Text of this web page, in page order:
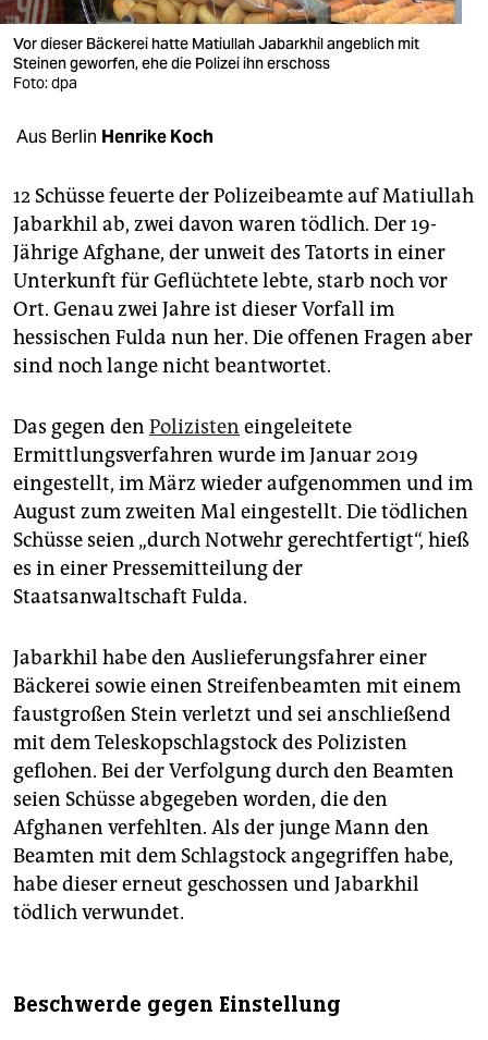
verlag
verlag
shop
fragen & hilfe
unterstützen
abo
genossenschaft
epaper login
Vor dieser Bäckerei hatte Matiullah Jabarkhil angeblich mit
Steinen geworfen, ehe die Polizei ihn erschoss
Foto: dpa
Aus Berlin Henrike Koch
12 Schüsse feuerte der Polizeibeamte auf Matiullah
Jabarkhil ab, zwei davon waren tödlich. Der 19-
Jährige Afghane, der unweit des Tatorts in einer
Unterkunft für Geflüchtete lebte, starb noch vor
Ort. Genau zwei Jahre ist dieser Vorfall im
hessischen Fulda nun her. Die offenen Fragen aber
sind noch lange nicht beantwortet.
Das gegen den Polizisten eingeleitete
Ermittlungsverfahren wurde im Januar 2019
eingestellt, im März wieder aufgenommen und im
August zum zweiten Mal eingestellt. Die tödlichen
Schüsse seien „durch Notwehr gerechtfertigt“, hieß
es in einer Pressemitteilung der
Staatsanwaltschaft Fulda.
Jabarkhil habe den Auslieferungsfahrer einer
Bäckerei sowie einen Streifenbeamten mit einem
faustgroßen Stein verletzt und sei anschließend
mit dem Teleskopschlagstock des Polizisten
geflohen. Bei der Verfolgung durch den Beamten
seien Schüsse abgegeben worden, die den
Afghanen verfehlten. Als der junge Mann den
Beamten mit dem Schlagstock angegriffen habe,
habe dieser erneut geschossen und Jabarkhil
tödlich verwundet.
Beschwerde gegen Einstellung